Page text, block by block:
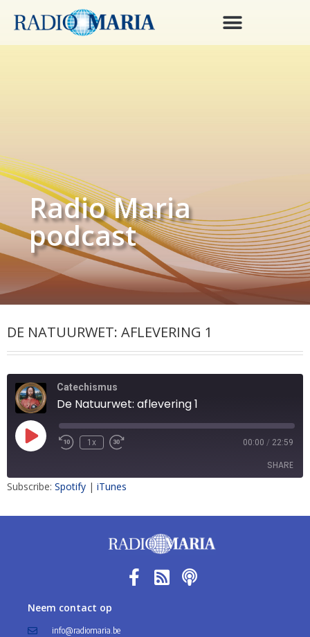
Radio Maria
podcast
DE NATUURWET: AFLEVERING 1
Catechismus
De Natuurwet: aflevering 1
1x 00:00 / 22:59
SHARE
Subscribe: Spotify | iTunes
Neem contact op
info@radiomaria.be